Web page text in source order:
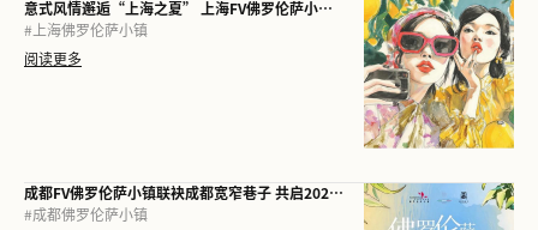
意式风情邂逅“上海之夏” 上海FV佛罗伦萨小镇倾情呈献2026夏日主题活动
# 上海佛罗伦萨小镇
阅读更多
成都FV佛罗伦萨小镇联袂成都宽窄巷子 共启2026意大利艺术文化季 意大利艺术家Alessandra Carloni携“一城双展”首度亮相中国
#成都佛罗伦萨小镇